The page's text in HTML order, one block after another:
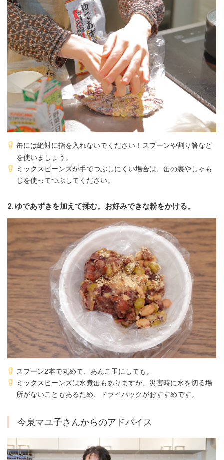
缶には絶対に指を入れないでください！スプーンや割り箸など
を使いましょう。
ミックスビーンズが手でつぶしにくい場合は、缶の裏やしゃも
じを使ってつぶしてください。
2. ゆであずきを加えて揉む。お好みできな粉をかける。
スプーン2本で丸めて、あんこ玉にしても。
ミックスビーンズは水煮缶もありますが、災害時に水を切る場
所がないこともあるため、ドライパックがおすすめです。
今泉マユ子さんからのアドバイス